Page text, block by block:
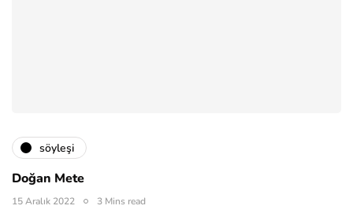
söyleşi
Doğan Mete
15 Aralık 2022 3 Mins read